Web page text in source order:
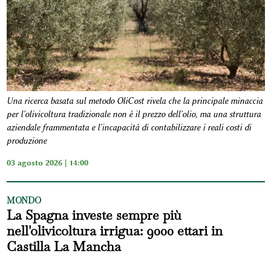
Una ricerca basata sul metodo OliCost rivela che la principale minaccia
per l'olivicoltura tradizionale non è il prezzo dell'olio, ma una struttura
aziendale frammentata e l'incapacità di contabilizzare i reali costi di
produzione
03 agosto 2026 | 14:00
MONDO
La Spagna investe sempre più
nell'olivicoltura irrigua: 9000 ettari in
Castilla La Mancha